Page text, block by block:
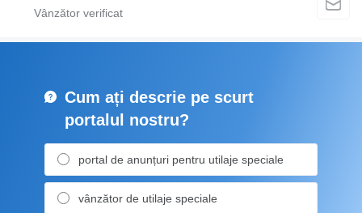
Cum ați descrie pe scurt
portalul nostru?
portal de anunțuri pentru utilaje speciale
vânzător de utilaje speciale